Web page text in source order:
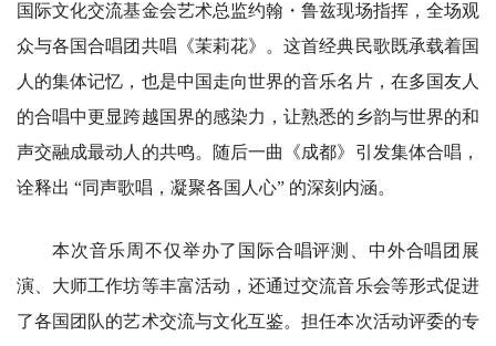
国际文化交流基金会艺术总监约翰・鲁兹现场指挥，全场观
众与各国合唱团共唱《茉莉花》。这首经典民歌既承载着国
人的集体记忆，也是中国走向世界的音乐名片，在多国友人
的合唱中更显跨越国界的感染力，让熟悉的乡韵与世界的和
声交融成最动人的共鸣。随后一曲《成都》引发集体合唱，
诠释出 “同声歌唱，凝聚各国人心” 的深刻内涵。
本次音乐周不仅举办了国际合唱评测、中外合唱团展
演、大师工作坊等丰富活动，还通过交流音乐会等形式促进
了各国团队的艺术交流与文化互鉴。担任本次活动评委的专